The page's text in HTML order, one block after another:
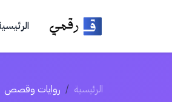
الرئيسية روايات وقصص